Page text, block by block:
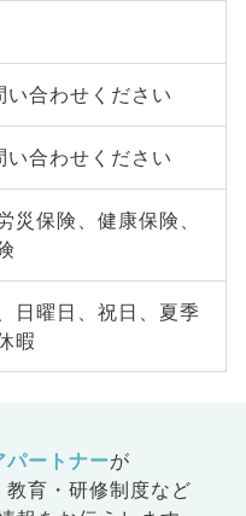
い合わせください
い合わせください
災保険、健康保険、
日曜日、祝日、夏季
暇
パートナーが
教育・研修制度など